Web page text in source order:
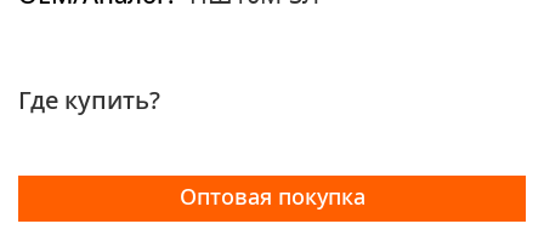
Где купить?
Оптовая покупка